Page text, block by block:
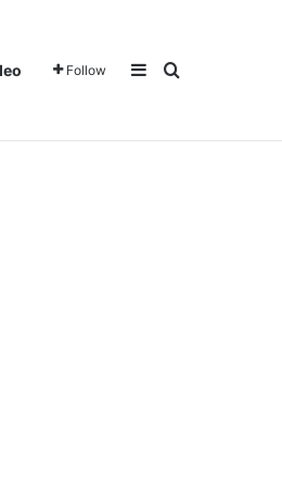
Follow Sidebar
Traži